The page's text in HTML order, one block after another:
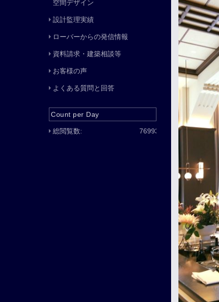
空間デザイン
設計監理実績
ローバーからの発信情報
資料請求・建築相談等
お客様の声
よくある質問と回答
Count per Day
76993
総閲覧数: